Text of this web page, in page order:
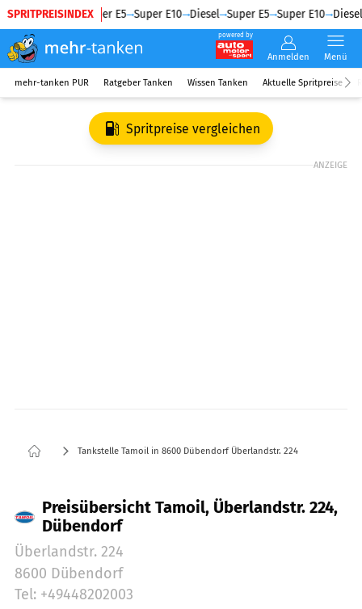
SPRITPREISINDEX
Diesel Super E5 Super E10 Diesel Super E5 Super E10 Diesel
powered by
Anmelden Menü
mehr-tanken PUR Ratgeber Tanken Wissen Tanken Aktuelle Spritpreise
Spritpreise vergleichen
ANZEIGE
Tankstelle Tamoil in 8600 Dübendorf Überlandstr. 224
Preisübersicht Tamoil, Überlandstr. 224,
Dübendorf
Überlandstr. 224
8600 Dübendorf
Tel: +49448202003